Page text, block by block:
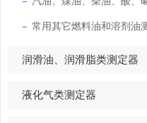
润滑油、润滑脂类测定器
液化气类测定器